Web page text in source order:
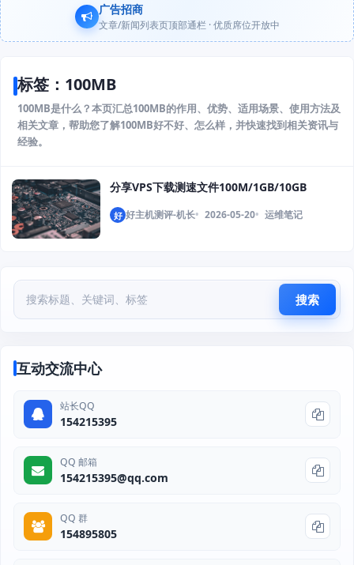
广告招商
文章/新闻列表页顶部通栏 · 优质席位开放中
标签：100MB
100MB是什么？本页汇总100MB的作用、优势、适用场景、使用方法及
相关文章，帮助您了解100MB好不好、怎么样，并快速找到相关资讯与
经验。
分享VPS下载测速文件100M/1GB/10GB
好 好主机测评-机长 2026-05-20 运维笔记
搜索
互动交流中心
站长QQ
154215395
QQ 邮箱
154215395@qq.com
QQ 群
154895805